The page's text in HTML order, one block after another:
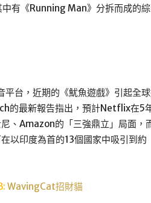
有《Running Man》分拆而成的
台，近期的《魷魚遊戲》引起全
的最新報告指出，預計Netflix在5
、Amazon的「三強鼎立」局面，
以印度為首的13個國家中吸引到約
WavingCat招財貓